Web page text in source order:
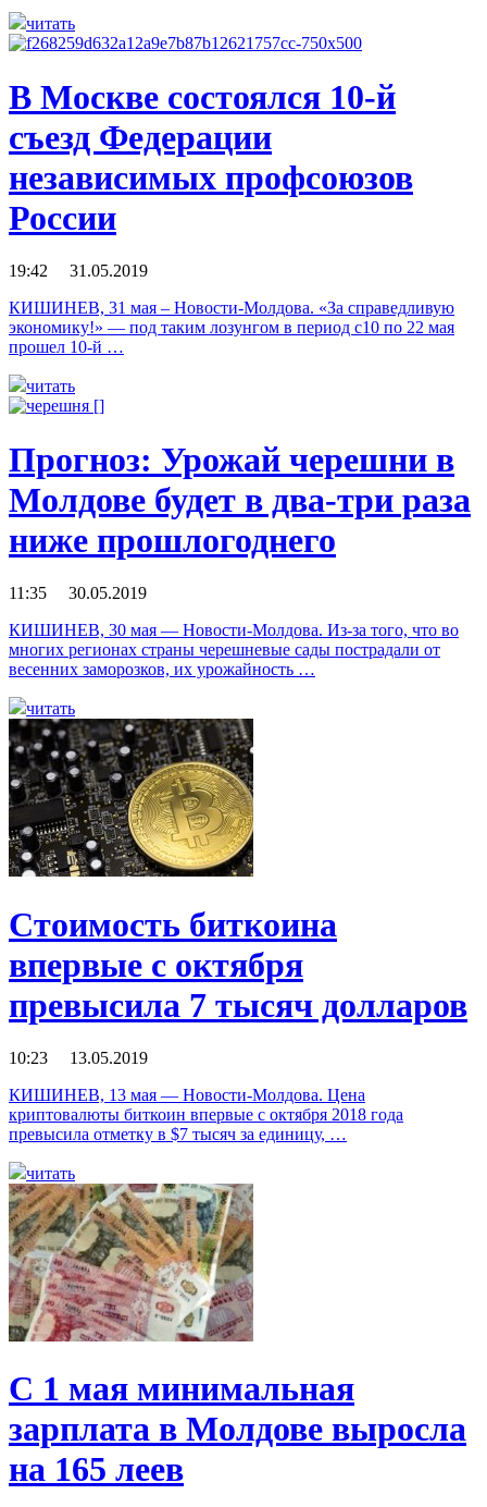
читать
В Москве состоялся 10-й
съезд Федерации
независимых профсоюзов
России
19:42 31.05.2019
КИШИНЕВ, 31 мая – Новости-Молдова. «За справедливую
экономику!» — под таким лозунгом в период с10 по 22 мая
прошел 10-й …
читать
Прогноз: Урожай черешни в
Молдове будет в два-три раза
ниже прошлогоднего
11:35 30.05.2019
КИШИНЕВ, 30 мая — Новости-Молдова. Из-за того, что во
многих регионах страны черешневые сады пострадали от
весенних заморозков, их урожайность …
читать
Стоимость биткоина
впервые с октября
превысила 7 тысяч долларов
10:23 13.05.2019
КИШИНЕВ, 13 мая — Новости-Молдова. Цена
криптовалюты биткоин впервые с октября 2018 года
превысила отметку в $7 тысяч за единицу, …
читать
С 1 мая минимальная
зарплата в Молдове выросла
на 165 леев